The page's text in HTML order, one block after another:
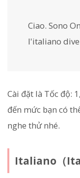
Ciao. Sono
l'italiano
Cài đặt là Tốc độ:
đến mức bạn có
nghe thử nhé.
Italiano（